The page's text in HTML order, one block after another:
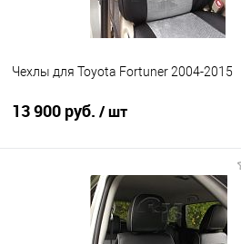
Чехлы для Toyota Fortuner 2004-2015
13 900 руб. / шт
В корзину
Купить в 1 клик
Сравнение